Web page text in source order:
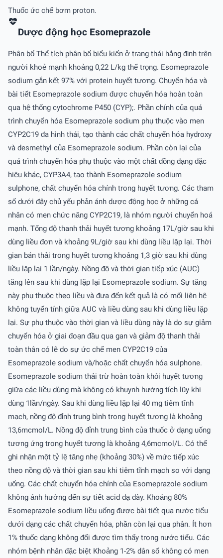
Thuốc ức chế bơm proton.
Dược động học Esomeprazole
Phân bố Thể tích phân bố biểu kiến ở trạng thái hằng định trên
người khoẻ mạnh khoảng 0,22 L/kg thể trọng. Esomeprazole
sodium gắn kết 97% với protein huyết tương. Chuyển hóa và
bài tiết Esomeprazole sodium được chuyển hóa hoàn toàn
qua hệ thống cytochrome P450 (CYP);. Phần chính của quá
trình chuyển hóa Esomeprazole sodium phụ thuộc vào men
CYP2C19 đa hình thái, tạo thành các chất chuyển hóa hydroxy
và desmethyl của Esomeprazole sodium. Phần còn lại của
quá trình chuyển hóa phụ thuộc vào một chất đồng dạng đặc
hiệu khác, CYP3A4, tạo thành Esomeprazole sodium
sulphone, chất chuyển hóa chính trong huyết tương. Các tham
số dưới đây chủ yếu phản ánh dược động học ở những cá
nhân có men chức năng CYP2C19, là nhóm người chuyển hoá
mạnh. Tổng độ thanh thải huyết tương khoảng 17L/giờ sau khi
dùng liều đơn và khoảng 9L/giờ sau khi dùng liều lặp lại. Thời
gian bán thải trong huyết tương khoảng 1,3 giờ sau khi dùng
liều lặp lại 1 lần/ngày. Nồng độ và thời gian tiếp xúc (AUC)
tăng lên sau khi dùng lặp lại Esomeprazole sodium. Sự tăng
này phụ thuộc theo liều và đưa đến kết quả là có mối liên hệ
không tuyến tính giữa AUC và liều dùng sau khi dùng liều lặp
lại. Sự phụ thuộc vào thời gian và liều dùng này là do sự giảm
chuyển hóa ở giai đoạn đầu qua gan và giảm độ thanh thải
toàn thân có lẽ do sự ức chế men CYP2C19 của
Esomeprazole sodium và/hoặc chất chuyển hóa sulphone.
Esomeprazole sodium thải trừ hoàn toàn khỏi huyết tương
giữa các liều dùng mà không có khuynh hướng tích lũy khi
dùng 1lần/ngày. Sau khi dùng liều lặp lại 40 mg tiêm tĩnh
mạch, nồng độ đỉnh trung bình trong huyết tương là khoảng
13,6mcmol/L. Nồng độ đỉnh trung bình của thuốc ở dạng uống
tương ứng trong huyết tương là khoảng 4,6mcmol/L. Có thể
ghi nhận một tỷ lệ tăng nhẹ (khoảng 30%) về mức tiếp xúc
theo nồng độ và thời gian sau khi tiêm tĩnh mạch so với dạng
uống. Các chất chuyển hóa chính của Esomeprazole sodium
không ảnh hưởng đến sự tiết acid dạ dày. Khoảng 80%
Esomeprazole sodium liều uống được bài tiết qua nước tiểu
dưới dạng các chất chuyển hóa, phần còn lại qua phân. Ít hơn
1% thuốc dạng không đổi được tìm thấy trong nước tiểu. Các
nhóm bệnh nhân đặc biệt Khoảng 1-2% dân số không có men